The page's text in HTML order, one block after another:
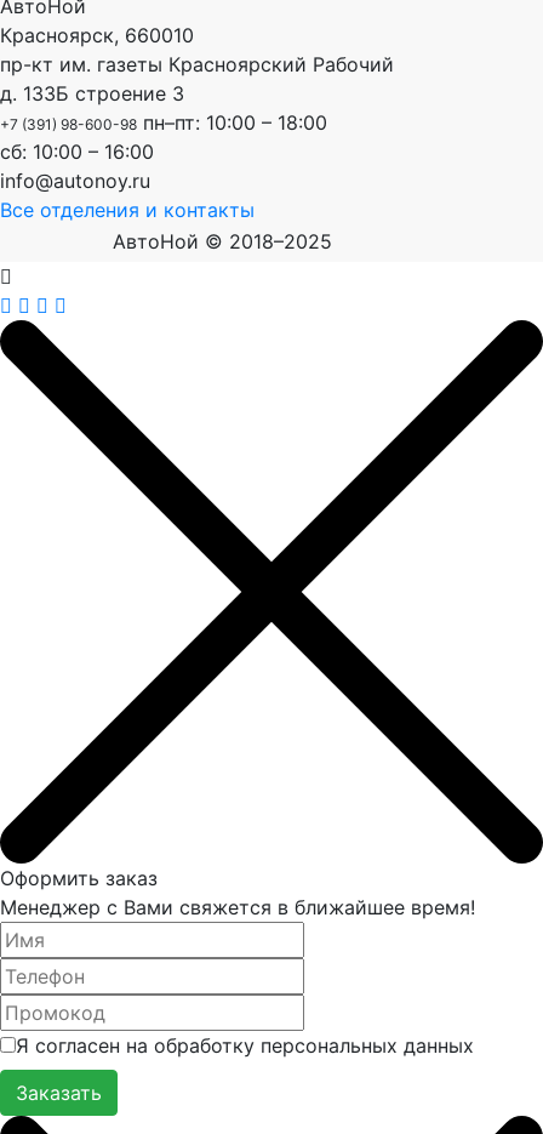
АвтоНой
Красноярск, 660010
пр-кт им. газеты Красноярский Рабочий
д. 133Б строение 3
+7 (391) 98-600-98 пн–пт: 10:00 – 18:00
сб: 10:00 – 16:00
info@autonoy.ru
Все отделения и контакты
АвтоНой © 2018–2025
Оформить заказ
Менеджер с Вами свяжется в ближайшее время!
Я согласен на обработку персональных данных
Заказать